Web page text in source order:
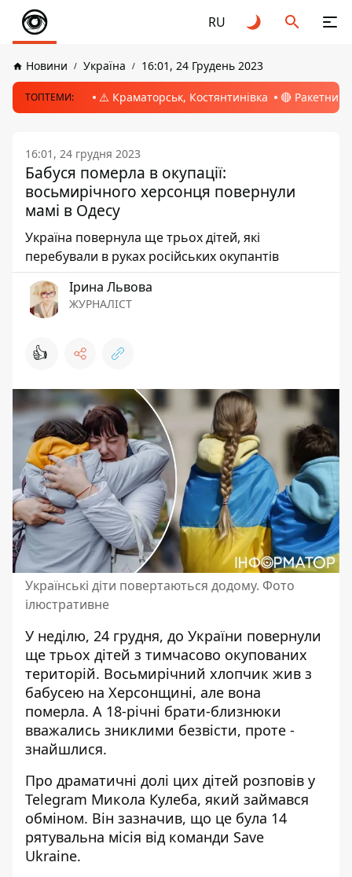
RU
Новини Україна 16:01, 24 Грудень 2023
ТОПТЕМИ: ⚠️ Краматорськ, Костянтинівка 🔴 Ракетний
16:01, 24 грудня 2023
Бабуся померла в окупації:
восьмирічного херсонця повернули
мамі в Одесу
Україна повернула ще трьох дітей, які
перебували в руках російських окупантів
Ірина Львова
ЖУРНАЛІСТ
👍
Українські діти повертаються додому. Фото
ілюстративне
У неділю, 24 грудня, до України повернули
ще трьох дітей з тимчасово окупованих
територій. Восьмирічний хлопчик жив з
бабусею на Херсонщині, але вона
померла. А 18-річні брати-близнюки
вважались зниклими безвісти, проте -
знайшлися.
Про драматичні долі цих дітей розповів у
Telegram Микола Кулеба, який займався
обміном. Він зазначив, що це була 14
рятувальна місія від команди Save
Ukraine.